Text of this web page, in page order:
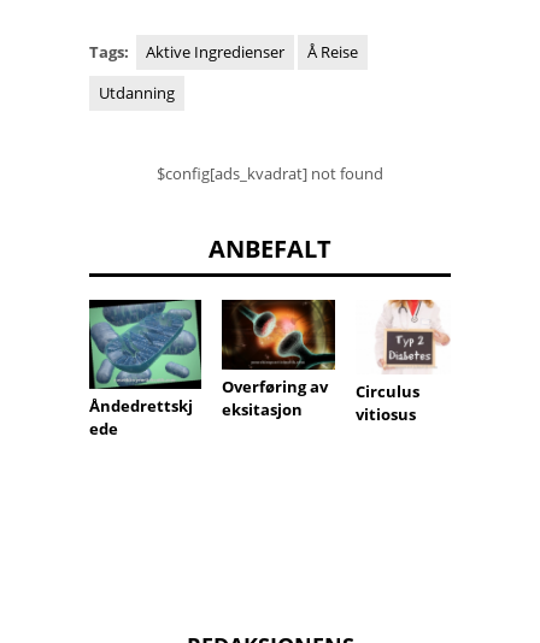
Tags: Aktive Ingredienser
Å Reise
Utdanning
$config[ads_kvadrat] not found
ANBEFALT
Åndedrettskj
ede
Overføring av
eksitasjon
Circulus
vitiosus